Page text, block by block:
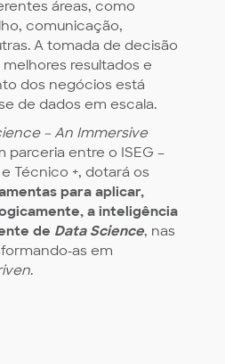
áreas, como
comunicação,
A tomada de decisão
resultados e
dos negócios está
de dados em escala.
– An Immersive
parceria entre o ISEG –
Técnico +, dotará os
para aplicar,
a inteligência
de Data Science, nas
as em
.